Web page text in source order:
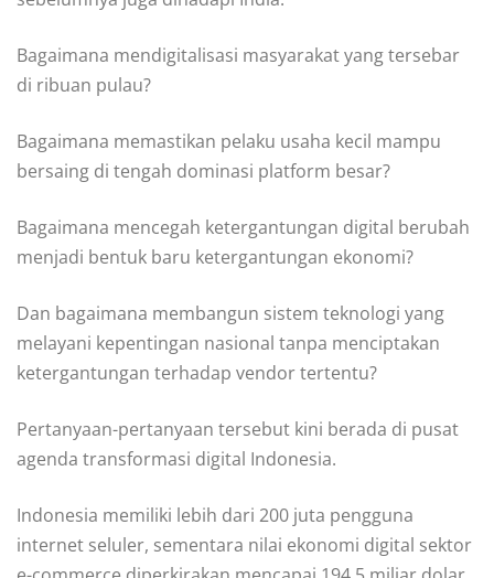
Bagaimana mendigitalisasi masyarakat yang tersebar
di ribuan pulau?
Bagaimana memastikan pelaku usaha kecil mampu
bersaing di tengah dominasi platform besar?
Bagaimana mencegah ketergantungan digital berubah
menjadi bentuk baru ketergantungan ekonomi?
Dan bagaimana membangun sistem teknologi yang
melayani kepentingan nasional tanpa menciptakan
ketergantungan terhadap vendor tertentu?
Pertanyaan-pertanyaan tersebut kini berada di pusat
agenda transformasi digital Indonesia.
Indonesia memiliki lebih dari 200 juta pengguna
internet seluler, sementara nilai ekonomi digital sektor